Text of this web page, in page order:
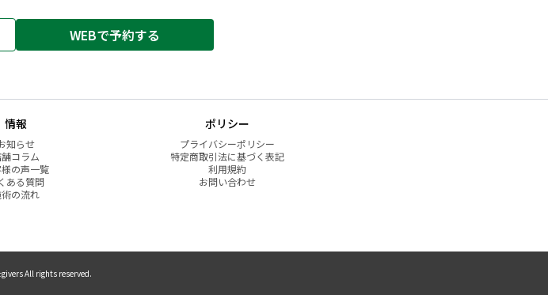
WEBで予約する
情報
知らせ
コラム
の声一覧
ある質問
の流れ
ポリシー
プライバシーポリシー
特定商取引法に基づく表記
利用規約
お問い合わせ
All rights reserved.